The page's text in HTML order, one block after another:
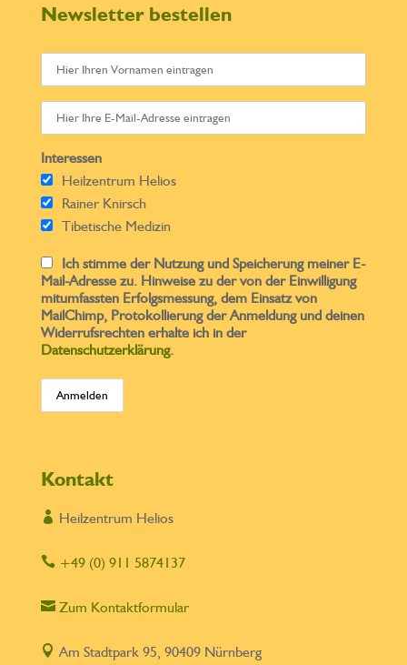
Newsletter bestellen
Interessen
Heilzentrum Helios
Rainer Knirsch
Tibetische Medizin
Ich stimme der Nutzung und Speicherung meiner E-
Mail-Adresse zu. Hinweise zu der von der Einwilligung
mitumfassten Erfolgsmessung, dem Einsatz von
MailChimp, Protokollierung der Anmeldung und deinen
Widerrufsrechten erhalte ich in der
Datenschutzerklärung.
Kontakt
 Heilzentrum Helios
+49 (0) 911 5874137
Zum Kontaktformular
 Am Stadtpark 95, 90409 Nürnberg